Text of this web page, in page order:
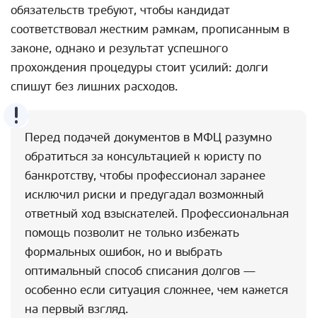
обязательств требуют, чтобы кандидат
соответствовал жестким рамкам, прописанным в
законе, однако и результат успешного
прохождения процедуры стоит усилий: долги
спишут без лишних расходов.
Перед подачей документов в МФЦ разумно
обратиться за консультацией к юристу по
банкротству, чтобы профессионал заранее
исключил риски и предугадал возможный
ответный ход взыскателей. Профессиональная
помощь позволит не только избежать
формальных ошибок, но и выбрать
оптимальный способ списания долгов —
особенно если ситуация сложнее, чем кажется
на первый взгляд.